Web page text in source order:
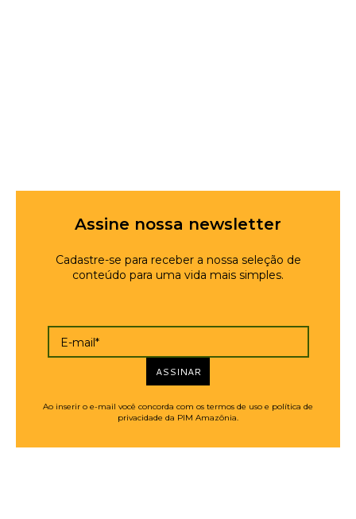
Assine nossa newsletter
Cadastre-se para receber a nossa seleção de
conteúdo para uma vida mais simples.
E-mail*
ASSINAR
Ao inserir o e-mail você concorda com os termos de uso e política de
privacidade da PIM Amazônia.